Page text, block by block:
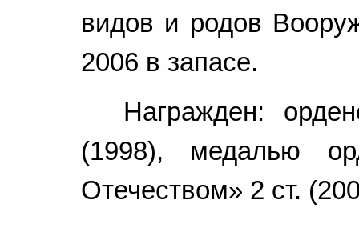
видов и родов
2006 в запасе.
Награжден:
(1998), медалью
Отечеством» 2 ст.